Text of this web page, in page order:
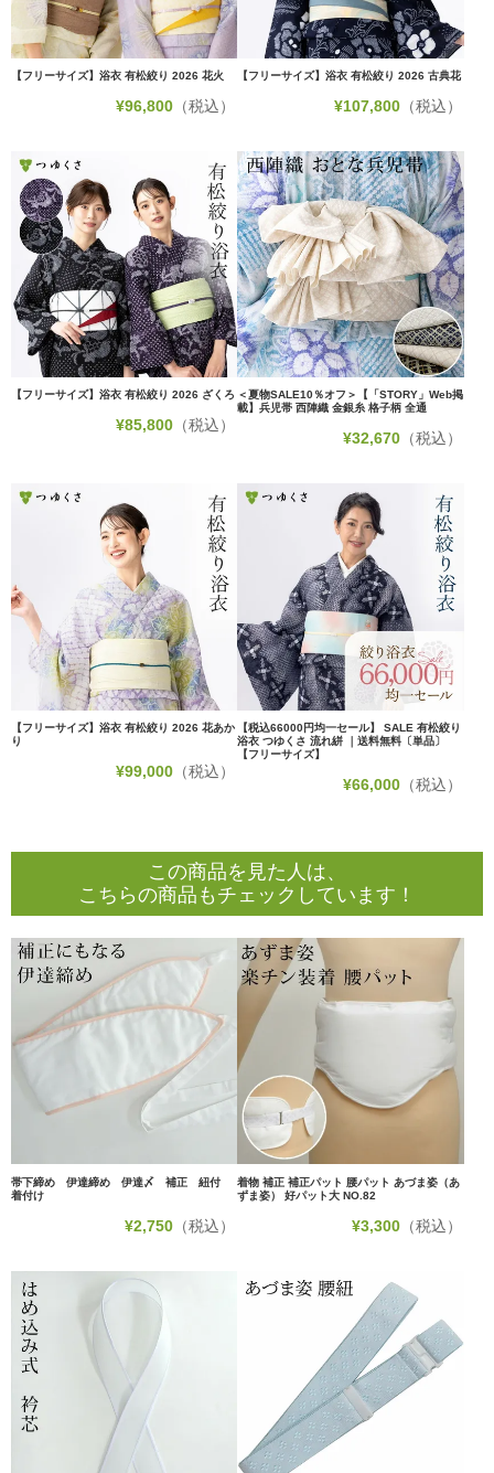
【フリーサイズ】浴衣 有松絞り 2026 花火
¥96,800 （税込）
【フリーサイズ】浴衣 有松絞り 2026 古典花
¥107,800（税込）
【フリーサイズ】浴衣 有松絞り 2026 ざくろ
¥85,800 （税込）
＜夏物SALE10％オフ＞【「STORY」Web掲
載】兵児帯 西陣織 金銀糸 格子柄 全通
¥32,670（税込）
【フリーサイズ】浴衣 有松絞り 2026 花あか
り
¥99,000 （税込）
【税込66000円均一セール】 SALE 有松絞り
浴衣 つゆくさ 流れ絣 ｜送料無料〔単品〕
【フリーサイズ】
¥66,000（税込）
この商品を見た人は、
こちらの商品もチェックしています！
帯下締め 伊達締め 伊達〆 補正 紐付
着付け
¥2,750 （税込）
着物 補正 補正パット 腰パット あづま姿（あ
ずま姿） 好パット大 NO.82
¥3,300（税込）